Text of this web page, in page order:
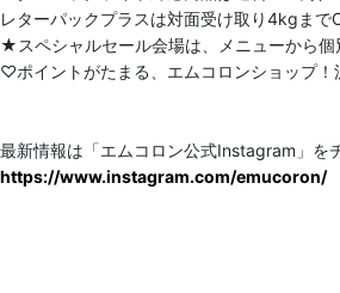
レターパックプラスは対面受け取り4kgまで
★スペシャルセール会場は、メニューから
♡ポイントがたまる、エムコロンショップ
最新情報は「エムコロン公式Instagram」を
https://www.instagram.com/emucoron/